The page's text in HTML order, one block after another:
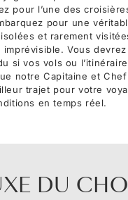
pour l’une des
pour une
et rarement
Vous
si vos vols ou
notre Capitaine et Chef
trajet pour votre
en temps réel.
DU